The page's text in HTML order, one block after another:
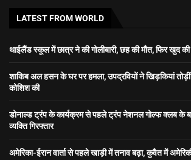
LATEST FROM WORLD
थाईलैंड स्कूल में छात्र ने की गोलीबारी, छह की मौत, फिर खुद
शाकिब अल हसन के घर पर हमला, उपद्रवियों ने खिड़कियां
कोशिश की
डोनाल्ड ट्रंप के कार्यक्रम से पहले ट्रंप नेशनल गोल्फ क्लब के
व्यक्ति गिरफ्तार
अमेरिका-ईरान वार्ता से पहले खाड़ी में तनाव बढ़ा, कुवैत में